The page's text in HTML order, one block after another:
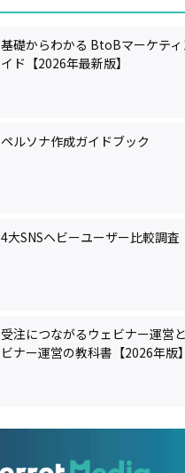
基礎からわかる BtoBマーケテ
イド【2026年最新版】
ペルソナ作成ガイドブック
4大SNSヘビーユーザー比較調査
受注につながるウェビナー運営
ビナー運営の教科書【2026年版】